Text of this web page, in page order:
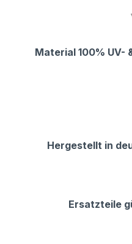
Material 100% UV-
Hergestellt in
Ersatzteile